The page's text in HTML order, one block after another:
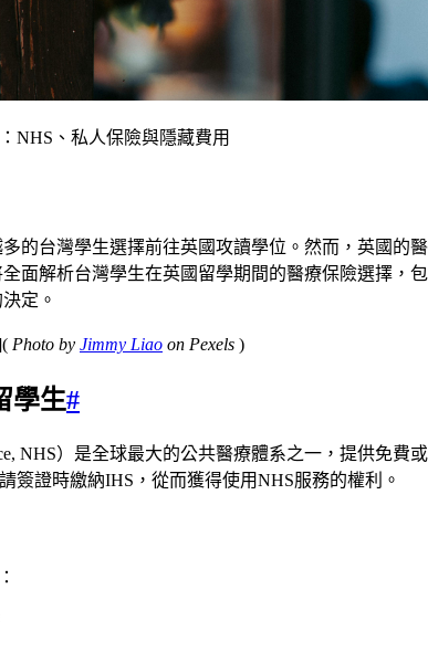
NHS、私人保險與隱藏費用
的台灣學生選擇前往英國攻讀學位。然而，英國
面解析台灣學生在英國留學期間的醫療保險選擇，
定。
Photo by Jimmy Liao on Pexels )
學生#
NHS）是全球最大的公共醫療體系之一，提供免
簽證時繳納IHS，從而獲得使用NHS服務的權利。